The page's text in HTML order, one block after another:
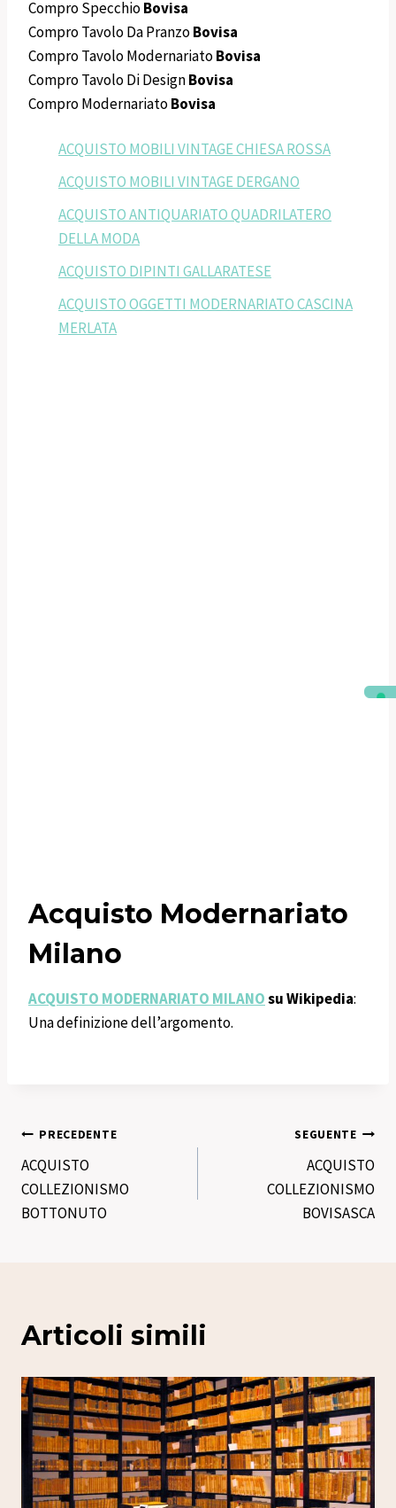
Compro SpecchioBovisa
Compro Tavolo Da PranzoBovisa
Compro Tavolo ModernariatoBovisa
Compro Tavolo Di DesignBovisa
Compro ModernariatoBovisa
ACQUISTO MOBILI VINTAGE CHIESA ROSSA
ACQUISTO MOBILI VINTAGE DERGANO
ACQUISTO ANTIQUARIATO QUADRILATERO
DELLA MODA
ACQUISTO DIPINTI GALLARATESE
ACQUISTO OGGETTI MODERNARIATO CASCINA
MERLATA
Acquisto Modernariato
Milano
ACQUISTO MODERNARIATO MILANOsu Wikipedia:
Una definizione dell’argomento.
Navigazione
articoli
PRECEDENTE
ACQUISTO
COLLEZIONISMO
BOTTONUTO
SEGUENTE
ACQUISTO
COLLEZIONISMO
BOVISASCA
Articoli simili